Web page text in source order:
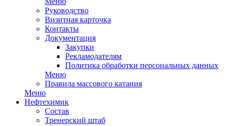
Руководство
Визитная карточка
Контакты
Документация
Закупки
Рекламодателям
Политика обработки персональных данных
Меню
Правила массового катания
Меню
Нефтехимик
Состав
Тренерский штаб